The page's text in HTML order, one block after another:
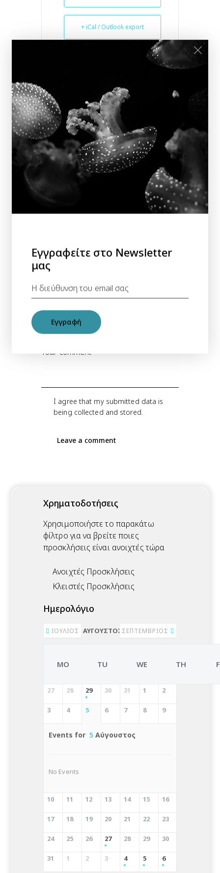
+ iCal / Outlook export
SHARE THIS EVENT
Leave a comment
Αποθήκευσε το όνομά μου, email, και
πλοηγό για την επόμενη φορά που θα
σχολιάσω.
I agree that my submitted data is
being collected and stored.
Χρηματοδοτήσεις
Χρησιμοποιήστε το παρακάτω
φίλτρο για να βρείτε ποιες
προσκλήσεις είναι ανοιχτές τώρα
Ανοιχτές Προσκλήσεις
Κλειστές Προσκλήσεις
Ημερολόγιο
ΙΟΎΛΙΟΣ ΑΎΓΟΥΣΤΟΣ 2026ΣΕΠΤΈΜΒΡΙΟΣ
MO TU WE TH
27 28 29 30 31 1 2
3 4 5 6 7 8 9
Events for 5 Αύγουστος
No Events
10 11 12 13 14 15 16
17 18 19 20 21 22 23
24 25 26 27 28 29 30
31 1 2 3 4 5 6
Εγγραφείτε στο Newsletter
μας
Εγγραφή